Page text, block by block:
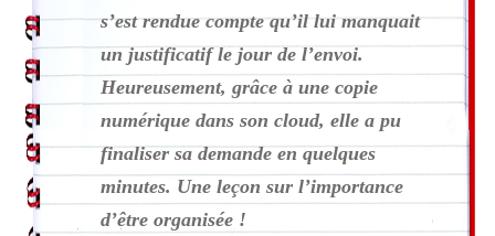
s’est rendue compte qu’il lui manquait
un justificatif le jour de l’envoi.
Heureusement, grâce à une copie
numérique dans son cloud, elle a pu
finaliser sa demande en quelques
minutes. Une leçon sur l’importance
d’être organisée !